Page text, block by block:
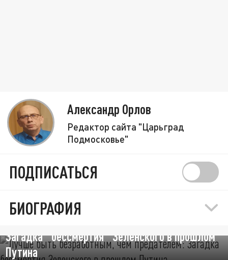
Александр Орлов
Редактор сайта "Царьград
Подмосковье"
ПОДПИСАТЬСЯ
БИОГРАФИЯ
Загадка "бессмертия" Зеленского в прошлом
Путина